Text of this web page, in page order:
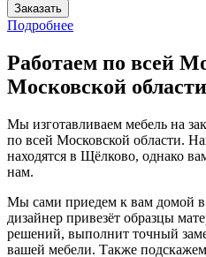
Заказать
Подробнее
Работаем по всей
Московской области
Мы изготавливаем мебель на
по всей Московской области.
находятся в Щёлково, однако
нам.
Мы сами приедем к вам домой в
дизайнер привезёт образцы
решений, выполнит точный
вашей мебели. Также